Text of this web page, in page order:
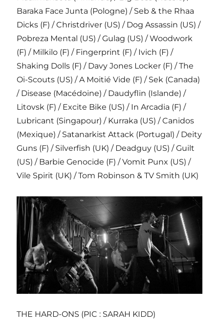
Baraka Face Junta (Pologne) / Seb & the Rhaa
Dicks (F) / Christdriver (US) / Dog Assassin (US) /
Pobreza Mental (US) / Gulag (US) / Woodwork
(F) / Milkilo (F) / Fingerprint (F) / Ivich (F) /
Shaking Dolls (F) / Davy Jones Locker (F) / The
Oi-Scouts (US) / A Moitié Vide (F) / Sek (Canada)
/ Disease (Macédoine) / Daudyflin (Islande) /
Litovsk (F) / Excite Bike (US) / In Arcadia (F) /
Lubricant (Singapour) / Kurraka (US) / Canidos
(Mexique) / Satanarkist Attack (Portugal) / Deity
Guns (F) / Silverfish (UK) / Deadguy (US) / Guilt
(US) / Barbie Genocide (F) / Vomit Punx (US) /
Vile Spirit (UK) / Tom Robinson & TV Smith (UK)
THE HARD-ONS (PIC : SARAH KIDD)